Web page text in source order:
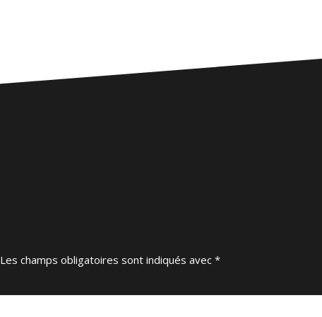
Les champs obligatoires sont indiqués avec *